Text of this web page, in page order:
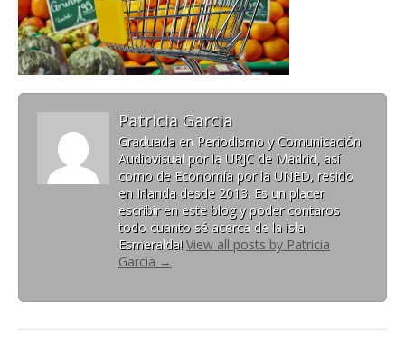
Patricia Garcia
Graduada en Periodismo y Comunicación
Audiovisual por la URJC de Madrid, así
como de Economía por la UNED, resido
en Irlanda desde 2013. Es un placer
escribir en este blog y poder contaros
todo cuanto sé acerca de la isla
Esmeralda! View all posts by Patricia
Garcia →